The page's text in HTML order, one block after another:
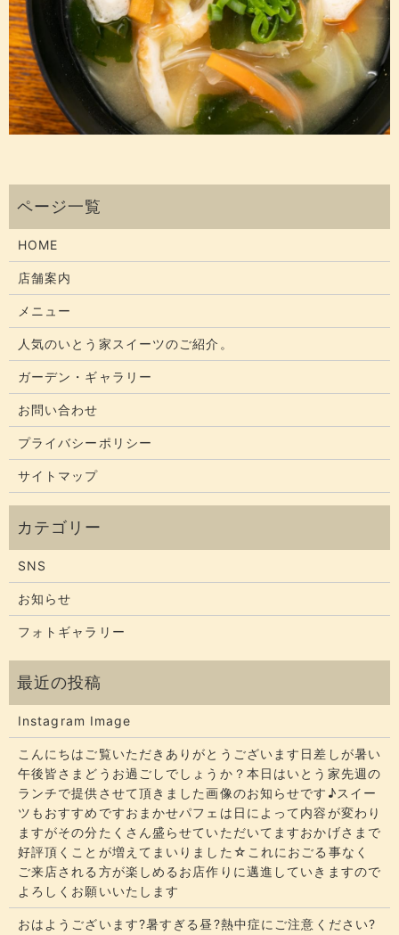
HOME
店舗案内
メニュー
人気のいとう家スイーツのご紹介。
ガーデン・ギャラリー
お問い合わせ
プライバシーポリシー
サイトマップ
SNS
お知らせ
フォトギャラリー
Instagram Image
こんにちはご覧いただきありがとうございます​​​日差しが暑い
午後皆さまどうお過ごしでしょうか？​​​本日はいとう家先週の
ランチで提供させて頂きました画像のお知らせです♪スイー
ツもおすすめですおまかせパフェは日によって内容が変わり
ますがその分たくさん盛らせていただいてます​​​おかげさまで
好評頂くことが増えてまいりました☆​​これにおごる事なく
ご来店される方が楽しめるお店作りに邁進していきますので
よろしくお願いいたします
おはようございます?暑すぎる昼?熱中症にご注意ください?